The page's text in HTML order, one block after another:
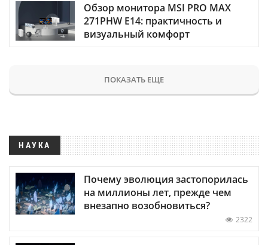
Обзор монитора MSI PRO MAX
271PHW E14: практичность и
визуальный комфорт
ПОКАЗАТЬ ЕЩЕ
НАУКА
Почему эволюция застопорилась
на миллионы лет, прежде чем
внезапно возобновиться?
2322